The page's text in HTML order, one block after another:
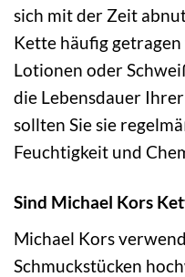
sich mit der Zeit
Kette häufig
Lotionen oder
die Lebensdauer
sollten Sie sie
Feuchtigkeit und
Sind Michael Kors
Michael Kors
Schmuckstücken